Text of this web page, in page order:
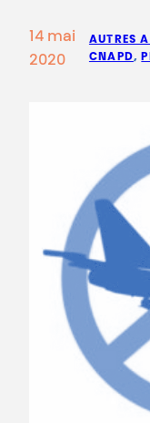
14 mai
2020
AUTRES
CNAPD,